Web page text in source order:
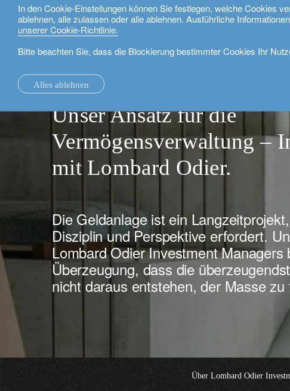
In den Cookie-Einstellungen können Sie festlegen, welche Cookies
ablehnen, alle zulassen oder alle ablehnen. Ausführliche
unserer Cookie-Richtlinie.
Bitte beachten Sie, dass die Blockierung bestimmter Cookies Ihr
Alles ablehnen
la Maison.
unsere Finanzberichte.
unsere Positionierung.
Unsere Geschichte.
Unternehmensnachhaltigkeit.
Auszeichnung.
Unser Hauptsitz.
Systemveränderungen.
die Universität Oxford.
Building Bridges.
Alle.
Investment Insights.
Nachhaltigkeit.
Lokale Expertise.
Grossbritannien.
Frankreich.
Belgien.
Spanien.
Israel.
Nahen Osten.
Investment Solutions.
rethink investments.
Private Assets.
Wealth Management.
Vermögensplanung.
Unternehmer.
Investmentfonds.
Unsere Bankplattformen
Deutsch
Unser Ansatz für die Vermögensverwaltung – Investieren mit Lombard
Unser Ansatz für die
Vermögensverwaltung –
mit Lombard Odier.
Die Geldanlage ist ein
Disziplin und Perspektive erfordert.
Lombard Odier Investment Managers
Überzeugung, dass die
nicht daraus entstehen, der Masse zu
Über Lombard Odier